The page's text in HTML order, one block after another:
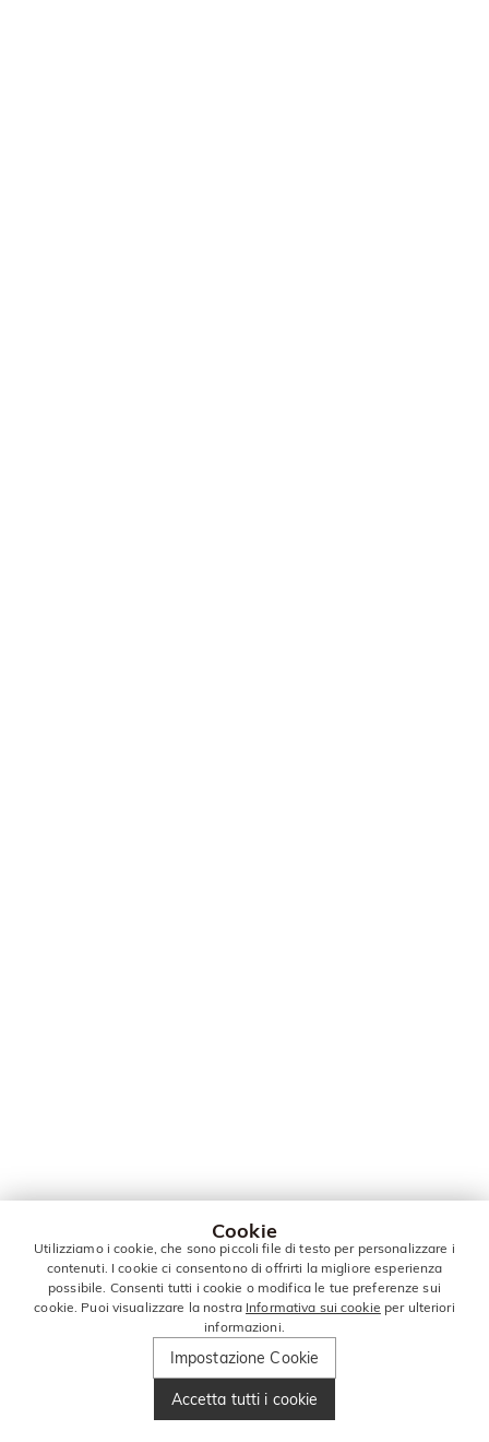
Cookie
Utilizziamo i cookie, che sono piccoli file di testo per personalizzare i
contenuti. I cookie ci consentono di offrirti la migliore esperienza
possibile. Consenti tutti i cookie o modifica le tue preferenze sui
cookie. Puoi visualizzare la nostra Informativa sui cookie per ulteriori
informazioni.
Impostazione Cookie
Accetta tutti i cookie